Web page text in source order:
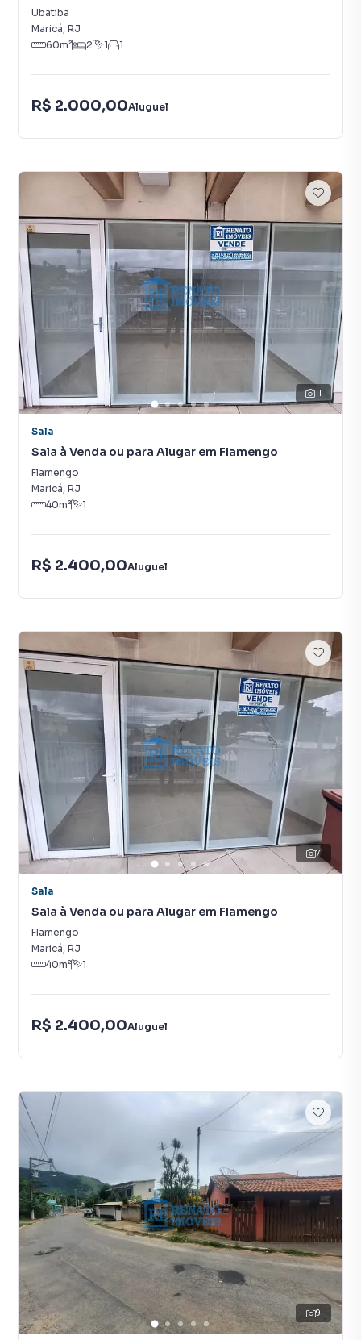
Ubatiba
Maricá, RJ
60m² 2 1 1
R$ 2.000,00Aluguel
11
Sala
Sala à Venda ou para Alugar em Flamengo
Flamengo
Maricá, RJ
40m² 1
R$ 2.400,00Aluguel
7
Sala
Sala à Venda ou para Alugar em Flamengo
Flamengo
Maricá, RJ
40m² 1
R$ 2.400,00Aluguel
9